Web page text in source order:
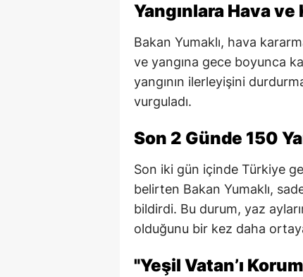
Yangınlara Hava
Bakan Yumaklı, hava
ve yangına gece boyunca
yangının ilerleyişini
vurguladı.
Son 2 Günde 150
Son iki gün içinde Türkiye
belirten Bakan Yumaklı,
bildirdi. Bu durum, yaz
olduğunu bir kez daha
"Yeşil Vatan’ı